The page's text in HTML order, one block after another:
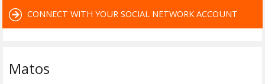
CONNECT WITH YOUR SOCIAL NETWORK ACCOUNT
Matos